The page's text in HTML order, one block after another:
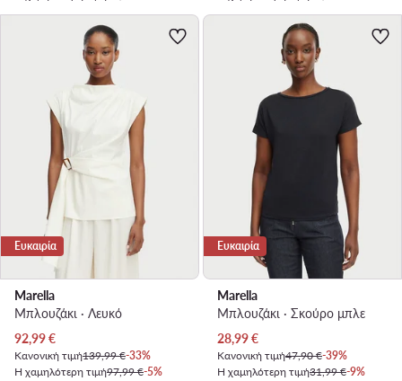
Ευκαιρία
Marella
Μπλουζάκι · Λευκό
Τρέχουσα τιμή
92,99€
Κανονική τιμή139,99 €-33%
Η χαμηλότερη τιμή97,99 €-5%
Ευκαιρία
Marella
Μπλουζάκι · Σκούρο μπλε
Τρέχουσα τιμή
28,99€
Κανονική τιμή47,90 €-39%
Η χαμηλότερη τιμή31,99 €-9%